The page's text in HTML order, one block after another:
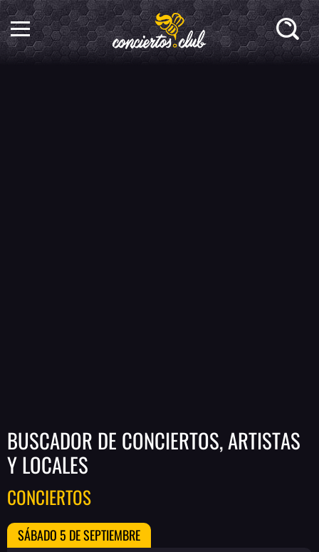
BUSCADOR DE CONCIERTOS, ARTISTAS
Y LOCALES
CONCIERTOS
SÁBADO 5 DE SEPTIEMBRE